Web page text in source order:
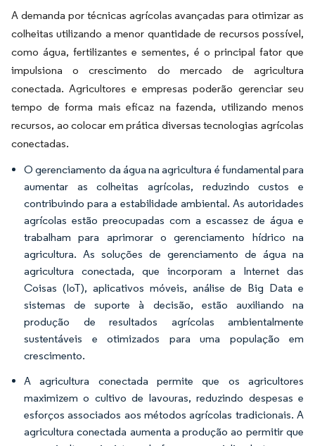
A demanda por técnicas agrícolas avançadas para otimizar as
colheitas utilizando a menor quantidade de recursos possível,
como água, fertilizantes e sementes, é o principal fator que
impulsiona o crescimento do mercado de agricultura
conectada. Agricultores e empresas poderão gerenciar seu
tempo de forma mais eficaz na fazenda, utilizando menos
recursos, ao colocar em prática diversas tecnologias agrícolas
conectadas.
O gerenciamento da água na agricultura é fundamental para
aumentar as colheitas agrícolas, reduzindo custos e
contribuindo para a estabilidade ambiental. As autoridades
agrícolas estão preocupadas com a escassez de água e
trabalham para aprimorar o gerenciamento hídrico na
agricultura. As soluções de gerenciamento de água na
agricultura conectada, que incorporam a Internet das
Coisas (IoT), aplicativos móveis, análise de Big Data e
sistemas de suporte à decisão, estão auxiliando na
produção de resultados agrícolas ambientalmente
sustentáveis e otimizados para uma população em
crescimento.
A agricultura conectada permite que os agricultores
maximizem o cultivo de lavouras, reduzindo despesas e
esforços associados aos métodos agrícolas tradicionais. A
agricultura conectada aumenta a produção ao permitir que